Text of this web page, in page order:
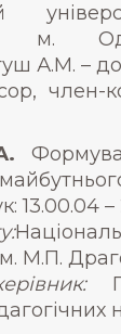
м.
А.М. –
член-
13.00.04 –
М.П.